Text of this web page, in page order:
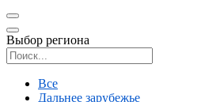
Выбор региона
Все
Дальнее зарубежье